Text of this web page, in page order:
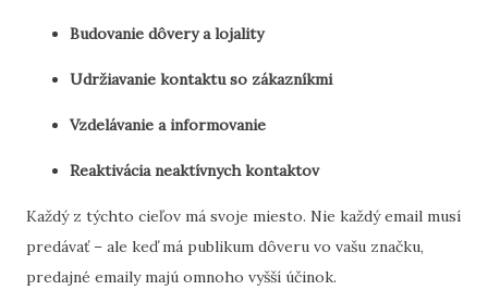
Budovanie dôvery a lojality
Udržiavanie kontaktu so zákazníkmi
Vzdelávanie a informovanie
Reaktivácia neaktívnych kontaktov
Každý z týchto cieľov má svoje miesto. Nie každý email musí
predávať – ale keď má publikum dôveru vo vašu značku,
predajné emaily majú omnoho vyšší účinok.